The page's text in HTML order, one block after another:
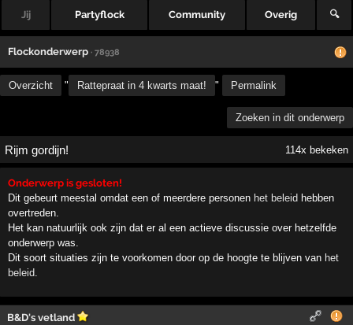
Jij Partyflock Community Overig 🔍
Flockonderwerp · 78938
Overzicht " Rattepraat in 4 kwarts maat! " Permalink
Zoeken in dit onderwerp
Rijm gordijn! 114x bekeken
Onderwerp is gesloten!
Dit gebeurt meestal omdat een of meerdere personen het beleid hebben
overtreden.
Het kan natuurlijk ook zijn dat er al een actieve discussie over hetzelfde
onderwerp was.
Dit soort situaties zijn te voorkomen door op de hoogte te blijven van het
beleid.
B&D's vetland